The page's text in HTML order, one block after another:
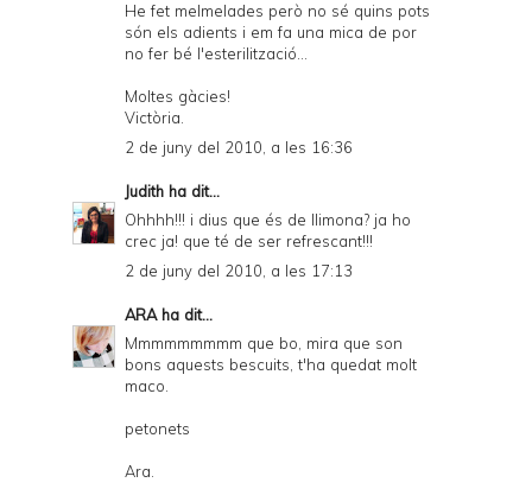
He fet melmelades però no sé quins pots
són els adients i em fa una mica de por
no fer bé l'esterilització...
Moltes gàcies!
Victòria.
2 de juny del 2010, a les 16:36
Judith ha dit...
Ohhhh!!! i dius que és de llimona? ja ho
crec ja! que té de ser refrescant!!!
2 de juny del 2010, a les 17:13
ARAha dit...
Mmmmmmmmm que bo, mira que son
bons aquests bescuits, t'ha quedat molt
maco.
petonets
Ara.